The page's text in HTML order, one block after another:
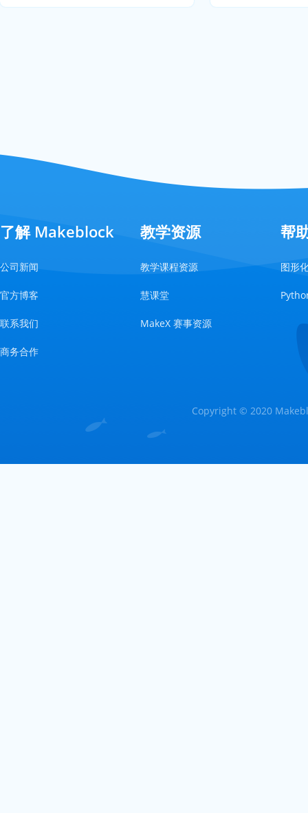
了解 Makeblock
公司新闻
官方博客
联系我们
商务合作
教学资源
教学课程资源
慧课堂
MakeX 赛事资源
帮
图形
Copyright © 2020